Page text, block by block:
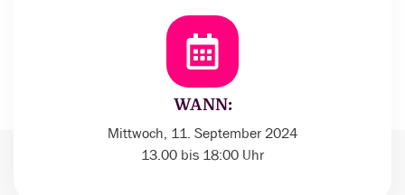
WANN:
Mittwoch, 11. September 2024
13.00 bis 18:00 Uhr